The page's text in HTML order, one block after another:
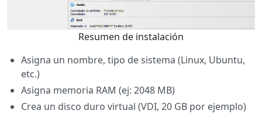
Resumen de instalación
Asigna un nombre, tipo de sistema (Linux, Ubuntu,
etc.)
Asigna memoria RAM (ej: 2048 MB)
Crea un disco duro virtual (VDI, 20 GB por ejemplo)